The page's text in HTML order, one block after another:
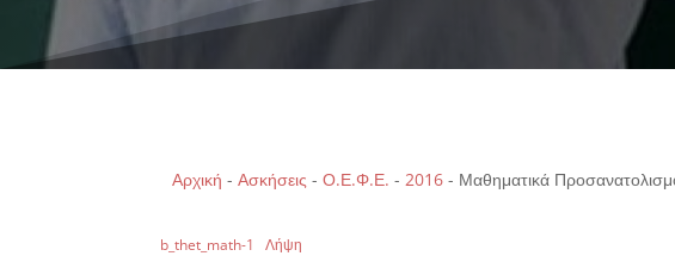
Αρχική -Ασκήσεις -Ο.Ε.Φ.Ε. -2016 - Μαθηματικά
b_thet_math-1 Λήψη